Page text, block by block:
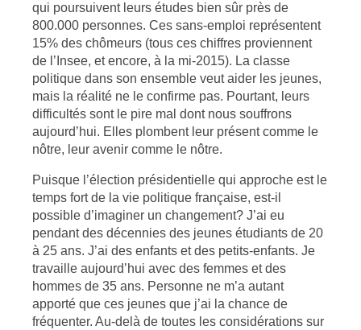
qui poursuivent leurs études bien sûr près de
800.000 personnes. Ces sans-emploi représentent
15% des chômeurs (tous ces chiffres proviennent
de l’Insee, et encore, à la mi-2015). La classe
politique dans son ensemble veut aider les jeunes,
mais la réalité ne le confirme pas. Pourtant, leurs
difficultés sont le pire mal dont nous souffrons
aujourd’hui. Elles plombent leur présent comme le
nôtre, leur avenir comme le nôtre.
Puisque l’élection présidentielle qui approche est le
temps fort de la vie politique française, est-il
possible d’imaginer un changement? J’ai eu
pendant des décennies des jeunes étudiants de 20
à 25 ans. J’ai des enfants et des petits-enfants. Je
travaille aujourd’hui avec des femmes et des
hommes de 35 ans. Personne ne m’a autant
apporté que ces jeunes que j’ai la chance de
fréquenter. Au-delà de toutes les considérations sur